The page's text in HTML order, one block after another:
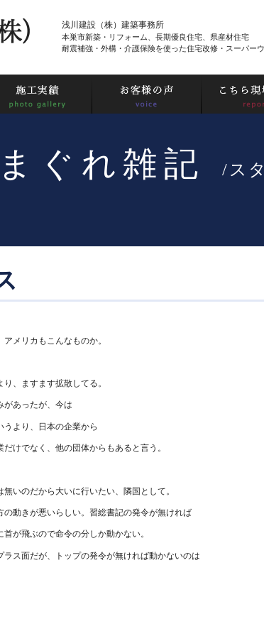
浅川建設（株）建築事務所
本巣市新築・リフォーム、長期優良住宅、県産材住宅
耐震補強・外構・介護保険を使った住宅改修・スーパー
ぐれ雑記 /ス
メリカもこんなものか。
、ますます拡散してる。
があったが、今は
より、日本の企業から
けでなく、他の団体からもあると言う。
いのだから大いに行いたい、隣国として。
動きが悪いらしい。習総書記の発令が無ければ
が飛ぶので命令の分しか動かない。
ス面だが、トップの発令が無ければ動かないのは